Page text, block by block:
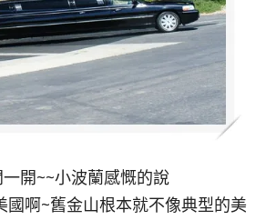
開~~小波蘭感慨的說
國啊~舊金山根本就不像典型的美